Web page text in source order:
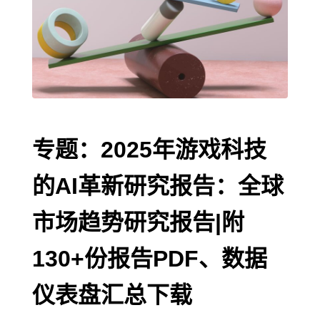
专题：2025年游戏科技
的AI革新研究报告：全球
市场趋势研究报告|附
130+份报告PDF、数据
仪表盘汇总下载